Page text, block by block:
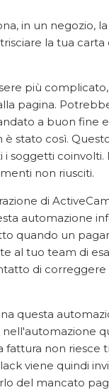
in un negozio,
la tua
più
pagina.
a buon fine
è stato così.
soggetti coinvolti.
non riusciti.
di
automazione
quando un
al tuo team di
di correggere
questa
nell'automazione
fattura non riesce
viene quindi
del mancato